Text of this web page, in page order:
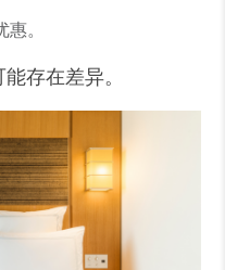
。
存在差异。